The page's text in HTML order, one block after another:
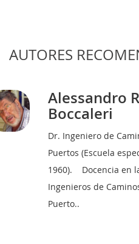
AUTORES
Alessandro
Boccaleri
Dr. Ingeniero de
Puertos (Escuela
1960). Docencia en
Ingenieros de
Puerto..